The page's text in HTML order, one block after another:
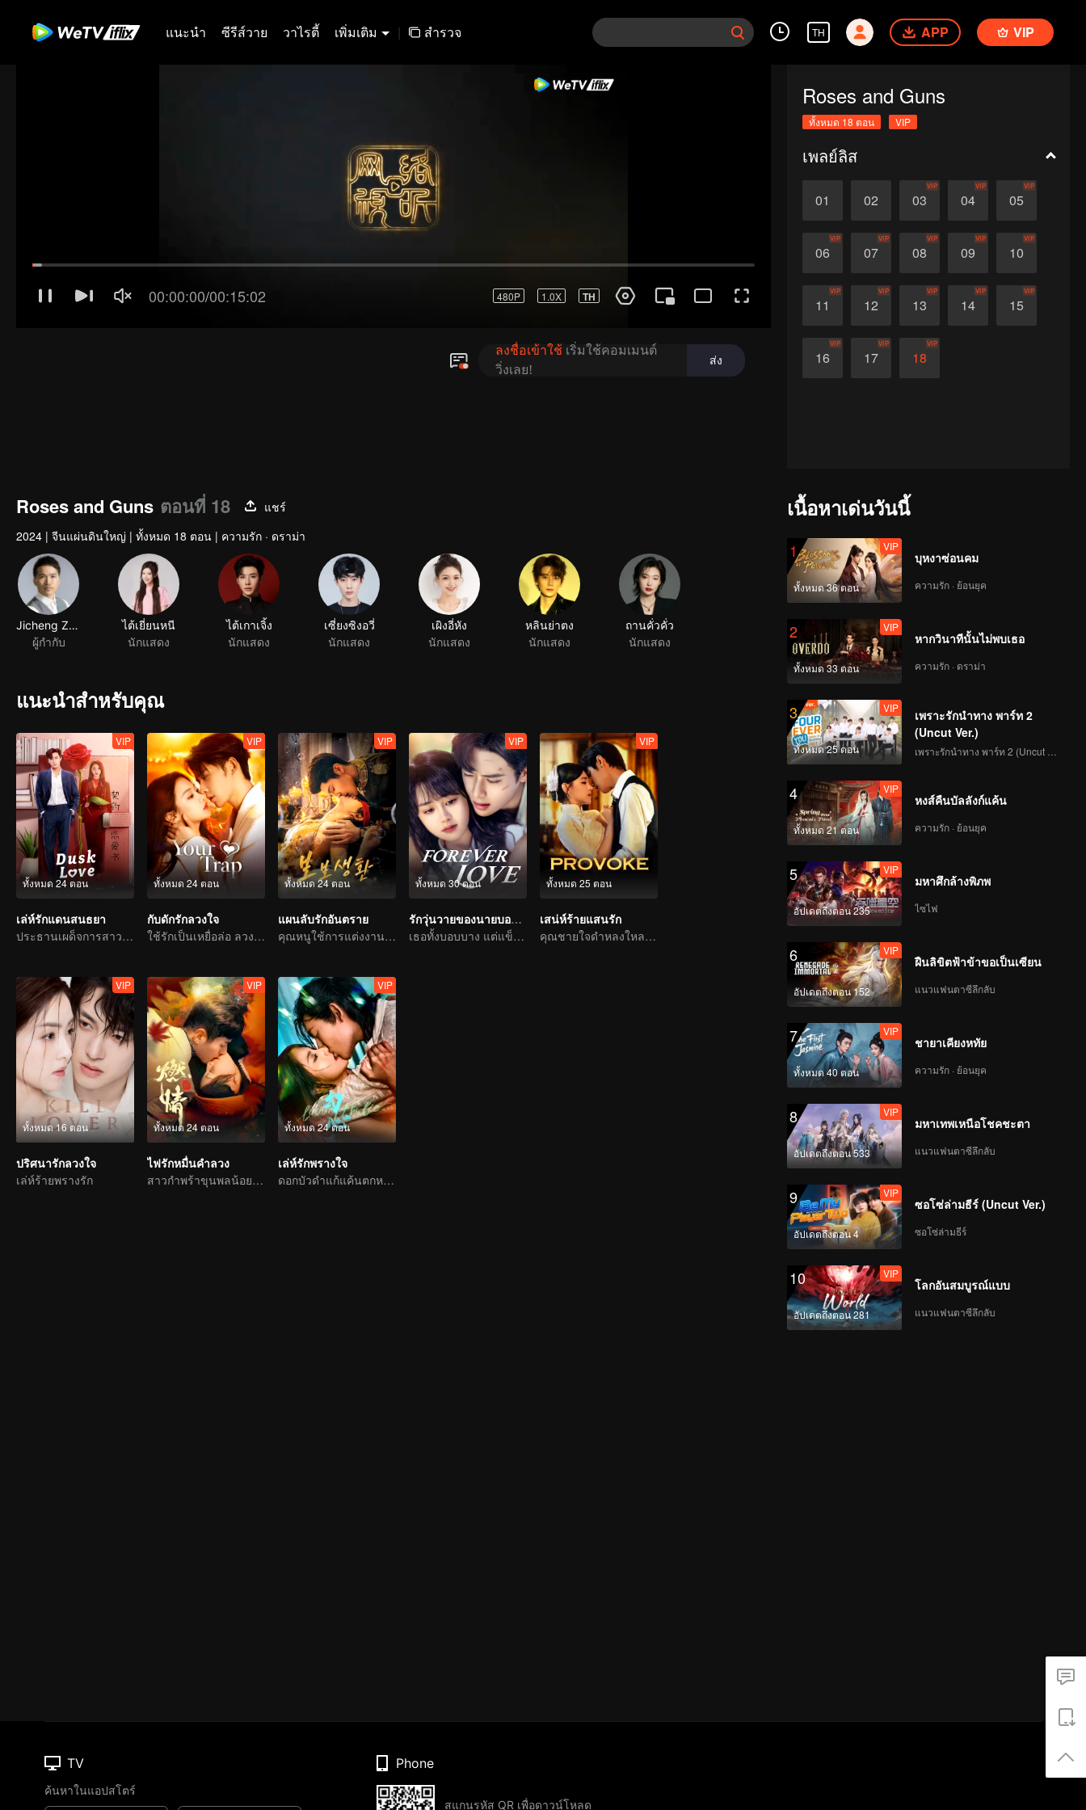
แนะนำ ซีรีส์วาย วาไรตี้ เพิ่มเติม | สำรวจ TH APP VIP
Roses and Guns
ทั้งหมด 18 ตอน VIP
เพลย์ลิส
01 02 03
VIP
04
VIP
05
VIP
06
VIP
07
VIP
08
VIP
09
VIP
10
VIP
11
VIP
12
VIP
13
VIP
14
VIP
15
VIP
16
VIP
17
VIP
18
VIP
Roses and Guns ตอนที่ 18
แชร์
2024 | จีนแผ่นดินใหญ่ | ทั้งหมด 18 ตอน | ความรัก · ดราม่า
Jicheng Zou
ผู้กำกับ
ไต้เยี่ยนหนี
นักแสดง
ไต้เกาเจิ้ง
นักแสดง
เซี่ยงซิงอวี่
นักแสดง
เผิงอี่หัง
นักแสดง
หลินย่าตง
นักแสดง
ถานคั่วคั่ว
นักแสดง
แนะนำสำหรับคุณ
ทั้งหมด 24 ตอน
VIP
เล่ห์รักแดนสนธยา
ประธานเผด็จการสาวตกหลุมพรางสัญญารัก
ทั้งหมด 24 ตอน
VIP
กับดักรักลวงใจ
ใช้รักเป็นเหยื่อล่อ ลวงคุณให้ติดกับแสนล้ำลึก
ทั้งหมด 24 ตอน
VIP
แผนลับรักอันตราย
คุณหนูใช้การแต่งงานกับตระกูลใหญ่เป็นเหยื่อล่อเพื่อล้างแค้น
ทั้งหมด 30 ตอน
VIP
รักวุ่นวายของนายบอดี้การ์ด
เธอทั้งบอบบาง แต่แข็งแกร่ง
ทั้งหมด 25 ตอน
VIP
เสน่ห์ร้ายแสนรัก
คุณชายใจดำหลงใหลนักร้องสาวลึกลับ
ทั้งหมด 16 ตอน
VIP
ปริศนารักลวงใจ
เล่ห์ร้ายพรางรัก
ทั้งหมด 24 ตอน
VIP
ไฟรักหมื่นคำลวง
สาวกำพร้าขุนพลน้อยรักทรหดสุดฤทธิ์
ทั้งหมด 24 ตอน
VIP
เล่ห์รักพรางใจ
ดอกบัวดำแก้แค้นตกหลุมรักนายแบดบอย
เนื้อหาเด่นวันนี้
1
ทั้งหมด 36 ตอน
VIP
บุหงาซ่อนคม
ความรัก · ย้อนยุค
2
ทั้งหมด 33 ตอน
VIP
หากวินาทีนั้นไม่พบเธอ
ความรัก · ดราม่า
3
ทั้งหมด 25 ตอน
VIP
เพราะรักนำทาง พาร์ท 2
(Uncut Ver.)
4
ทั้งหมด 21 ตอน
VIP
หงส์คืนบัลลังก์แค้น
ความรัก · ย้อนยุค
5
อัปเดตถึงตอน 235
VIP
มหาศึกล้างพิภพ
ไซไฟ
6
อัปเดตถึงตอน 152
VIP
ฝืนลิขิตฟ้าข้าขอเป็นเซียน
แนวแฟนตาซีลึกลับ
7
ทั้งหมด 40 ตอน
VIP
ชายาเคียงหทัย
ความรัก · ย้อนยุค
8
อัปเดตถึงตอน 533
VIP
มหาเทพเหนือโชคชะตา
แนวแฟนตาซีลึกลับ
9
อัปเดตถึงตอน 4
VIP
ซอโซ่ล่ามธีร์ (Uncut Ver.)
ซอโซ่ล่ามธีร์
10
อัปเดตถึงตอน 281
VIP
โลกอันสมบูรณ์แบบ
แนวแฟนตาซีลึกลับ
TV
ค้นหาในแอปสโตร์
Phone
สแกนรหัส QR เพื่อดาวน์โหลด